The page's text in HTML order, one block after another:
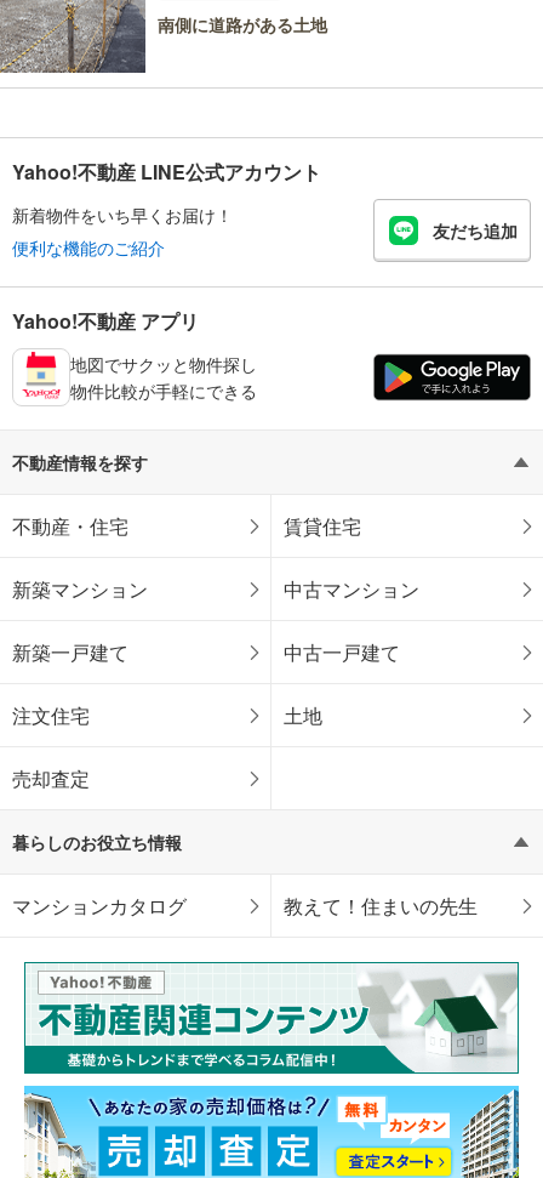
南側に道路がある土地
Yahoo!不動産 LINE公式アカウント
新着物件をいち早くお届け！
便利な機能のご紹介
友だち追加
Yahoo!不動産 アプリ
地図でサクッと物件探し
物件比較が手軽にできる
不動産情報を探す
不動産・住宅 賃貸住宅
新築マンション 中古マンション
新築一戸建て 中古一戸建て
注文住宅 土地
売却査定
暮らしのお役立ち情報
マンションカタログ 教えて！住まいの先生